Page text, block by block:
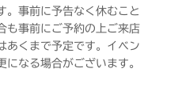
。事前に予告なく休むこと
も事前にご予約の上ご来店
あくまで予定です。イベン
になる場合がございます。